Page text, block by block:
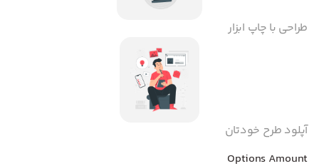
طراحی با چاپ ابزار
آپلود طرح خودتان
Options Amount